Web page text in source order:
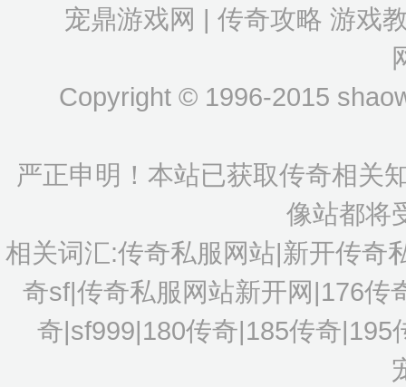
宠鼎游戏网 | 传奇攻略 游戏
Copyright © 1996-2015
严正申明！本站已获取传奇相关
像站都将
相关词汇:传奇私服网站|新开传奇
奇sf|传奇私服网站新开网|176传
奇|sf999|180传奇|185传奇|195